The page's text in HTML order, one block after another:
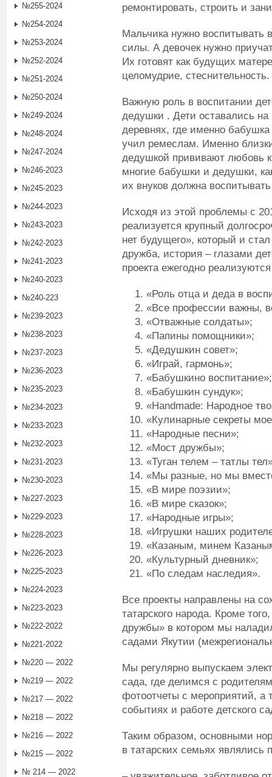
ремонтировать, строить и
Мальчика нужно воспитывать
силы. А девочек нужно
Их готовят как будущих
целомудрие, стеснительность.
Важную роль в воспитании
дедушки . Дети оставались
деревнях, где именно
учил ремеслам. Именно
дедушкой прививают любовь
многие бабушки и дедушки,
их внуков должна
Исходя из этой проблемы с
реализуется крупный
нет будущего», который и
дружба, история – глазами
проекта ежегодно
«Роль отца и деда в
«Все профессии важны,
«Отважные солдаты»;
«Папины помощники»;
«Дедушкин совет»;
«Играй, гармонь»;
«Бабушкино воспитание»;
«Бабушкин сундук»;
«Handmade: Народное
«Кулинарные секреты
«Народные песни»;
«Мост дружбы»;
«Туган телем – татлы
«Мы разные, но мы
«В мире поэзии»;
«В мире сказок»;
«Народные игры»;
«Игрушки наших
«Казаным, минем
«Культурный дневник»;
«По следам наследия».
Все проекты направлены на
татарского народа. Кроме
дружбы» в котором мы
садами Якутии
Мы регулярно выпускаем
сада, где делимся с
фотоотчеты с мероприятий, а
событиях и работе детского
Таким образом, основными
в татарских семьях являлись
№255-2024
№254-2024
№253-2024
№252-2024
№251-2024
№250-2024
№249-2024
№248-2024
№247-2024
№246-2023
№245-2023
№244-2023
№243-2023
№242-2023
№241-2023
№240-2023
№240-223
№239-2023
№238-2023
№237-2023
№236-2023
№235-2023
№234-2023
№233-2023
№232-2023
№231-2023
№230-2023
№227-2023
№229-2023
№228-2023
№226-2023
№225-2023
№224-2023
№223-2023
№222-2022
№221-2022
№220 — 2022
№219 — 2022
№217 — 2022
№218 — 2022
№216 — 2022
№215 — 2022
№ 214 — 2022